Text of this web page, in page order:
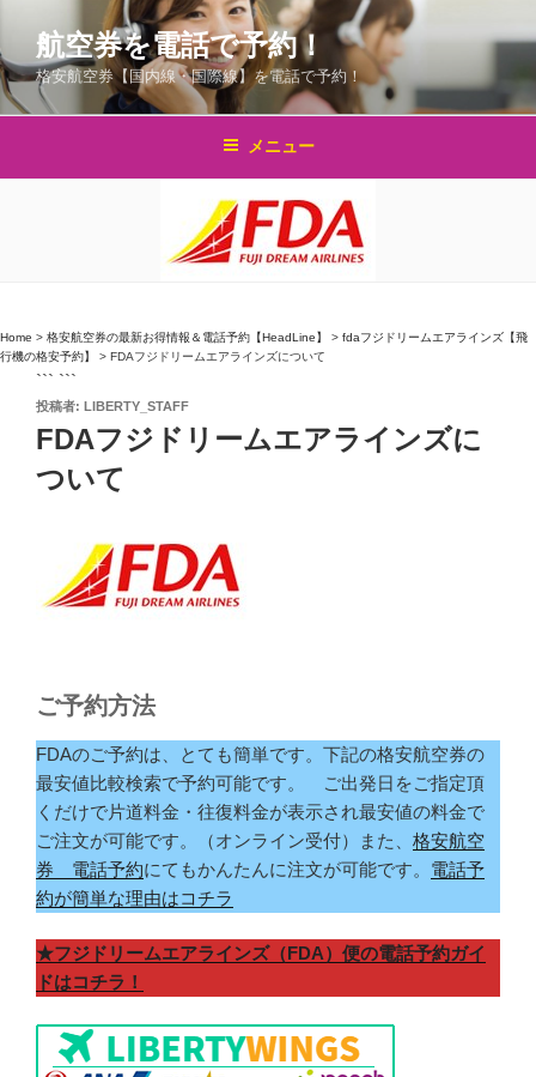
テ
ン
ス
航空券を電話で予約！
格安航空券【国内線・国際線】を電話で予約！
メニュー
Home > 格安航空券の最新お得情報＆電話予約【HeadLine】 > fdaフジドリームエアラインズ【飛
行機の格安予約】
> FDAフジドリームエアラインズについて
``` ```
投
稿
日:
投稿者: LIBERTY_STAFF
FDAフジドリームエアラインズに
ついて
ご予約方法
FDAのご予約は、とても簡単です。下記の格安航空券の
最安値比較検索で予約可能です。 ご出発日をご指定頂
くだけで片道料金・往復料金が表示され最安値の料金で
ご注文が可能です。（オンライン受付）また、 格安航空
券 電話予約にてもかんたんに注文が可能です。 電話予
約が簡単な理由はコチラ
★フジドリームエアラインズ（FDA）便の電話予約ガイ
ドはコチラ！